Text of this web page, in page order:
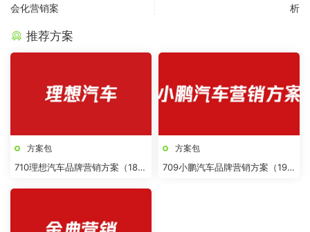
会化营销案
析
推荐方案
方案包
710理想汽车品牌营销方案（18
方案包
709小鹏汽车品牌营销方案（19